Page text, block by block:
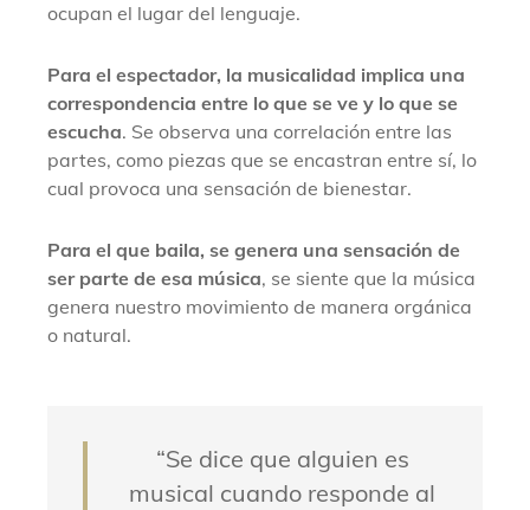
ocupan el lugar del lenguaje.
Para el espectador, la musicalidad implica una
correspondencia entre lo que se ve y lo que se
escucha. Se observa una correlación entre las
partes, como piezas que se encastran entre sí, lo
cual provoca una sensación de bienestar.
Para el que baila, se genera una sensación de
ser parte de esa música, se siente que la música
genera nuestro movimiento de manera orgánica
o natural.
“Se dice que alguien es
musical cuando responde al